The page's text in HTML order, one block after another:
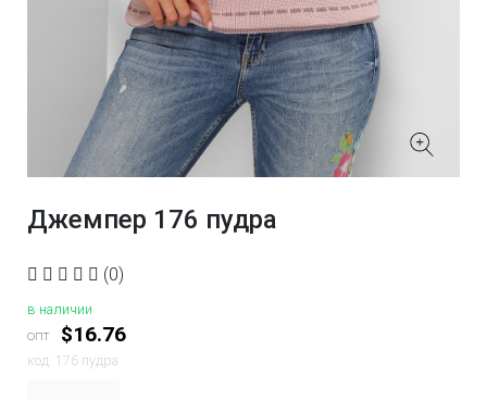
Джемпер 176 пудра
(0)
в наличии
опт
$16.76
код: 176 пудра